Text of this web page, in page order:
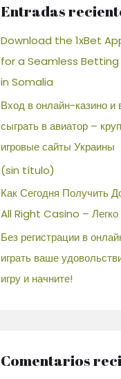
Entradas
Download the 1xBet
for a Seamless Betting
in Somalia
Вход в онлайн-казино и
сыграть в авиатор –
игровые сайты Украины
(sin título)
Как Сегодня Получить
All Right Casino –
Без регистрации в
играть ваше
игру и начните!
Comentarios